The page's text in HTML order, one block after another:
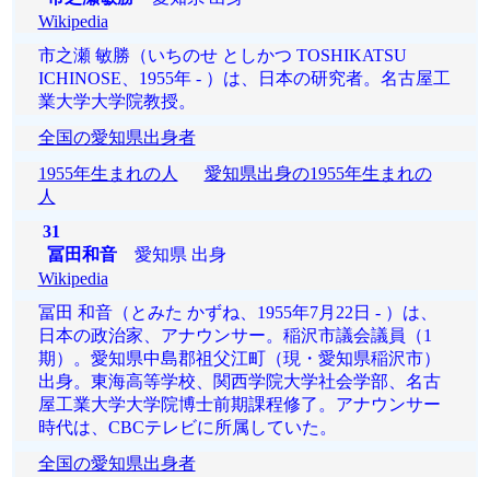
Wikipedia
市之瀬 敏勝（いちのせ としかつ TOSHIKATSU
ICHINOSE、1955年 - ）は、日本の研究者。名古屋工
業大学大学院教授。
全国の愛知県出身者
1955年生まれの人
愛知県出身の1955年生まれの
人
31
冨田和音愛知県 出身
Wikipedia
冨田 和音（とみた かずね、1955年7月22日 - ）は、
日本の政治家、アナウンサー。稲沢市議会議員（1
期）。愛知県中島郡祖父江町（現・愛知県稲沢市）
出身。東海高等学校、関西学院大学社会学部、名古
屋工業大学大学院博士前期課程修了。アナウンサー
時代は、CBCテレビに所属していた。
全国の愛知県出身者